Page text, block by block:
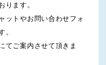
ります。
ットやお問い合わせフォ
。
てご案内させて頂きま